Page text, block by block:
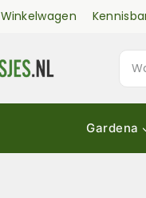
Winkelwagen
Gardena